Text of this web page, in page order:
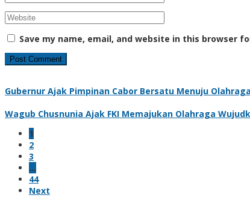
Save my name, email, and website in this browser
Gubernur Ajak Pimpinan Cabor Bersatu Menuju
Wagub Chusnunia Ajak FKI Memajukan Olahraga
1
2
3
…
44
Next